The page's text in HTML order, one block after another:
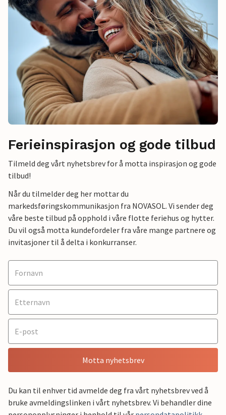
Ferieinspirasjon og gode tilbud
Tilmeld deg vårt nyhetsbrev for å motta inspirasjon og gode
tilbud!
Når du tilmelder deg her mottar du
markedsføringskommunikasjon fra NOVASOL. Vi sender deg
våre beste tilbud på opphold i våre flotte feriehus og hytter.
Du vil også motta kundefordeler fra våre mange partnere og
invitasjoner til å delta i konkurranser.
Motta nyhetsbrev
Du kan til enhver tid avmelde deg fra vårt nyhetsbrev ved å
bruke avmeldingslinken i vårt nyhetsbrev. Vi behandler dine